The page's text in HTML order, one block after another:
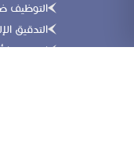
التوظيف
التدقيق
الجمعية